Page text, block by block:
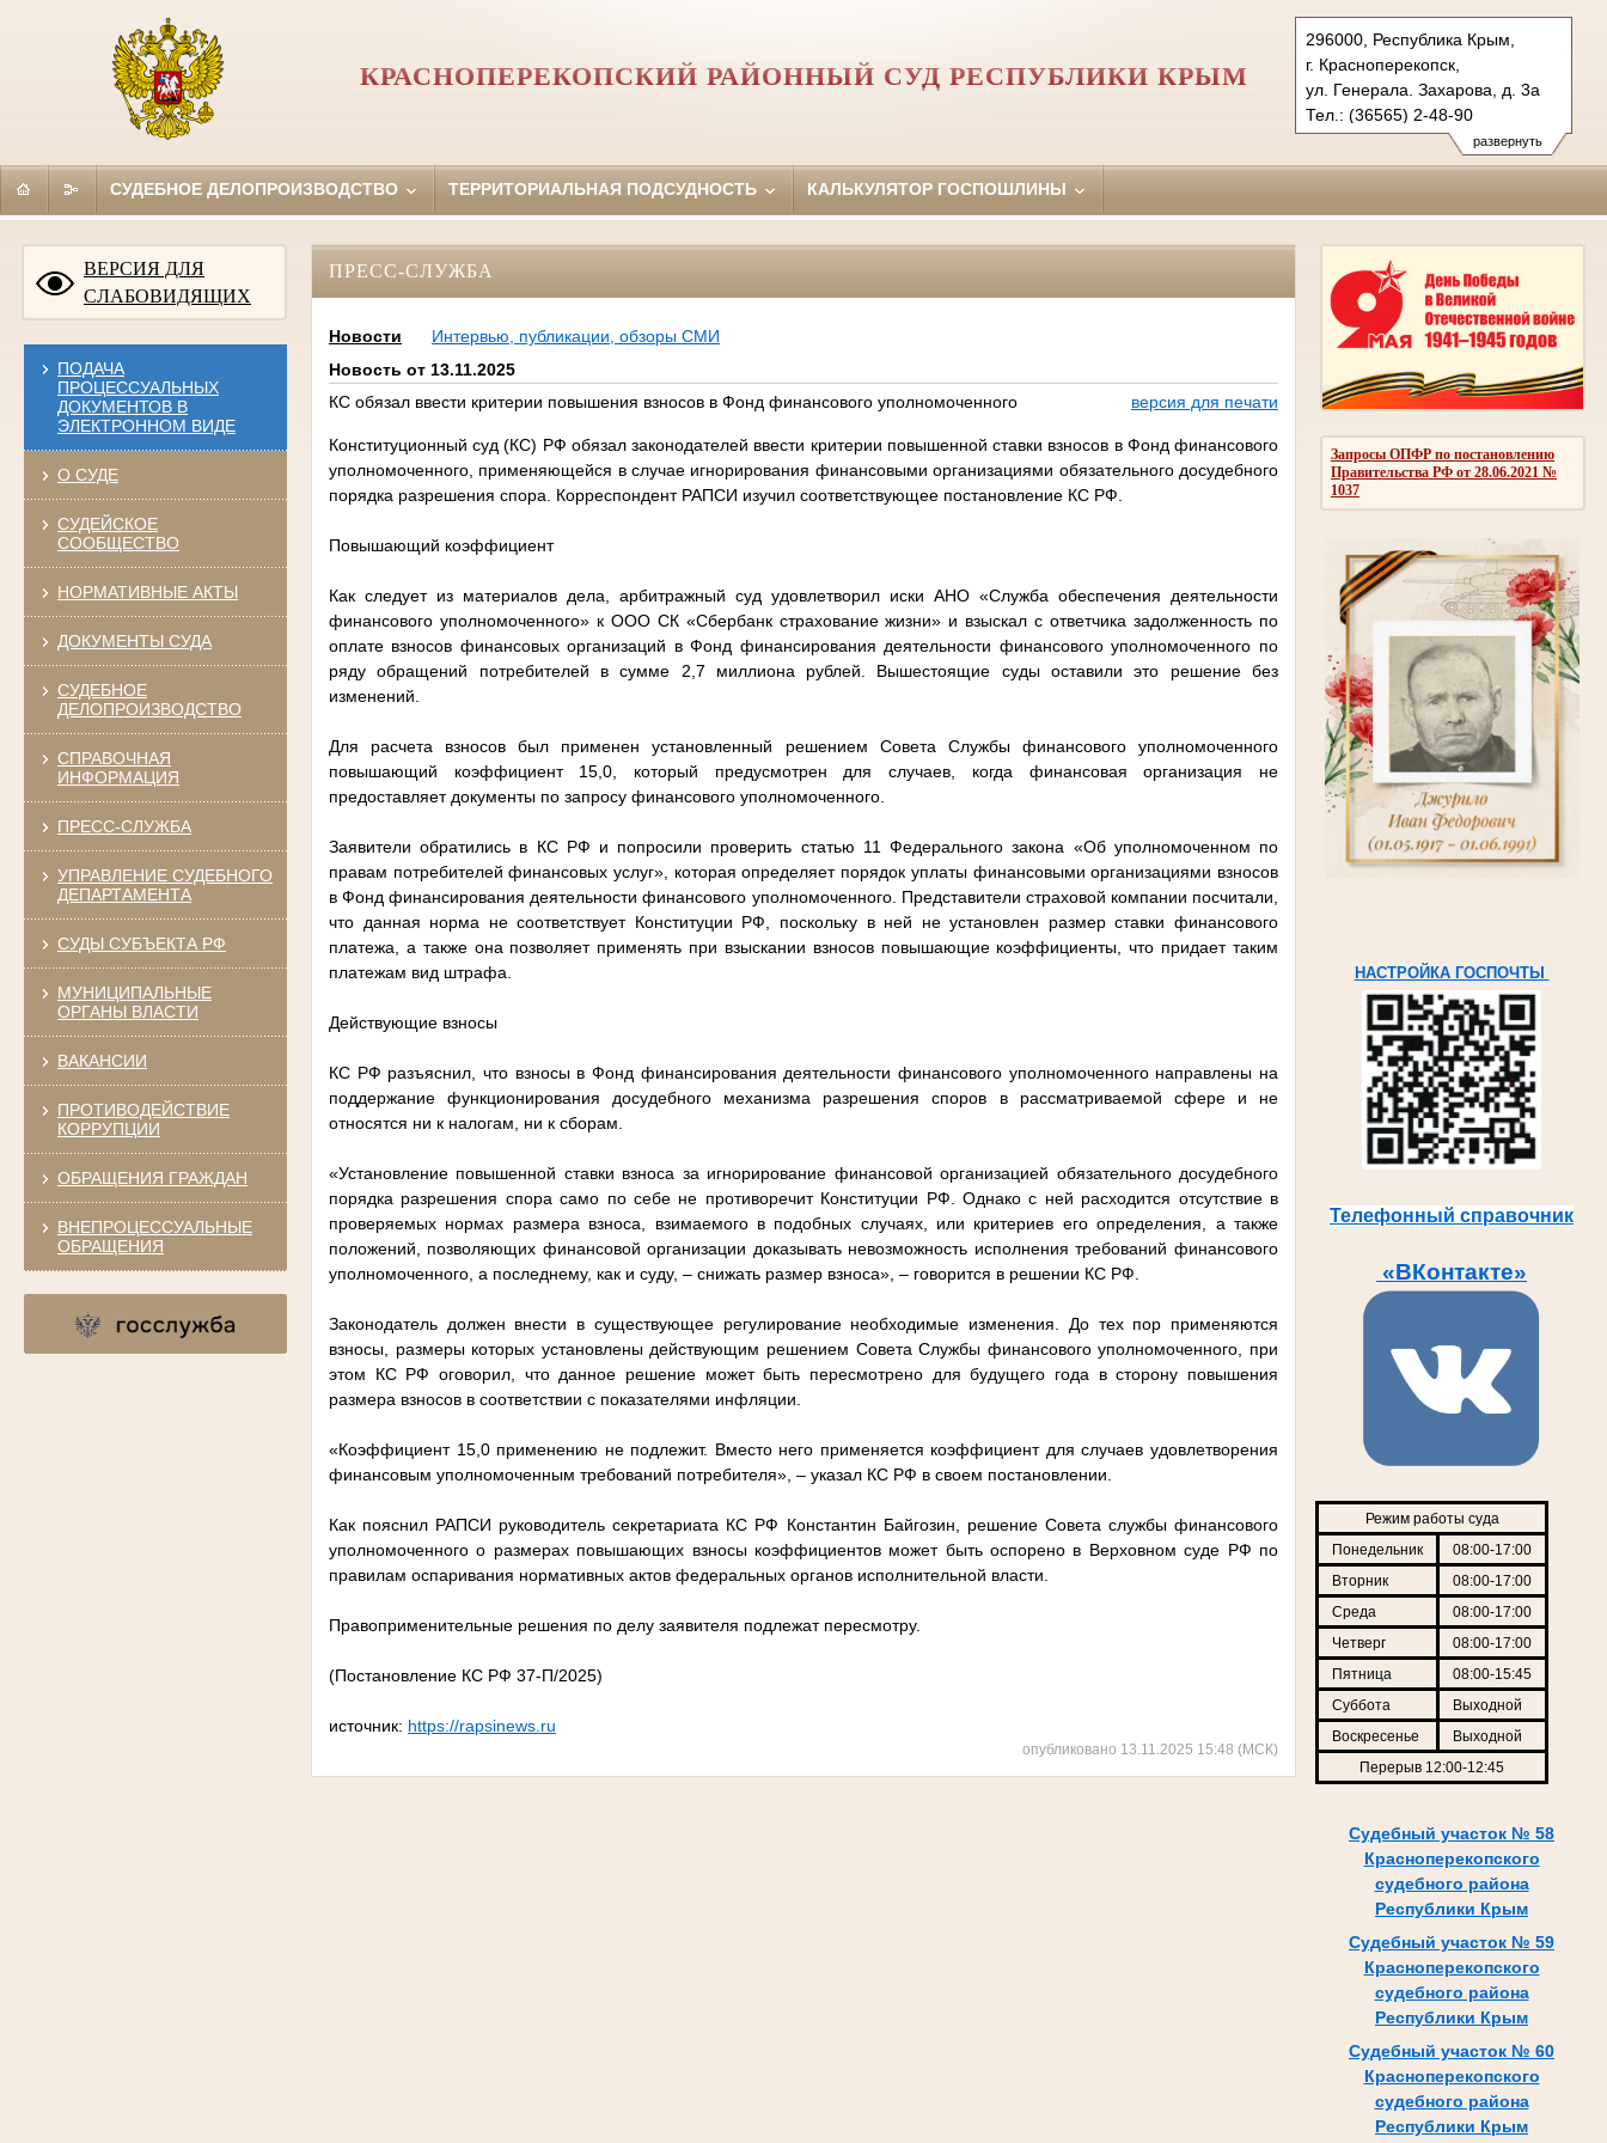
развернуть
296000, Республика Крым,
г. Красноперекопск,
ул. Генерала. Захарова, д. 3а
Тел.: (36565) 2-48-90
krasnoperekopskiy.krm@sudrf.ru
КРАСНОПЕРЕКОПСКИЙ РАЙОННЫЙ СУД РЕСПУБЛИКИ КРЫМ
СУДЕБНОЕ ДЕЛОПРОИЗВОДСТВО ТЕРРИТОРИАЛЬНАЯ ПОДСУДНОСТЬ КАЛЬКУЛЯТОР ГОСПОШЛИНЫ
ВЕРСИЯ ДЛЯ
СЛАБОВИДЯЩИХ
ПОДАЧА
ПРОЦЕССУАЛЬНЫХ
ДОКУМЕНТОВ В
ЭЛЕКТРОННОМ ВИДЕ
О СУДЕ
СУДЕЙСКОЕ
СООБЩЕСТВО
НОРМАТИВНЫЕ АКТЫ
ДОКУМЕНТЫ СУДА
СУДЕБНОЕ
ДЕЛОПРОИЗВОДСТВО
СПРАВОЧНАЯ
ИНФОРМАЦИЯ
ПРЕСС-СЛУЖБА
УПРАВЛЕНИЕ СУДЕБНОГО
ДЕПАРТАМЕНТА
СУДЫ СУБЪЕКТА РФ
МУНИЦИПАЛЬНЫЕ
ОРГАНЫ ВЛАСТИ
ВАКАНСИИ
ПРОТИВОДЕЙСТВИЕ
КОРРУПЦИИ
ОБРАЩЕНИЯ ГРАЖДАН
ВНЕПРОЦЕССУАЛЬНЫЕ
ОБРАЩЕНИЯ
Запросы ОПФР по постановлению
Правительства РФ от 28.06.2021 №
1037
НАСТРОЙКА ГОСПОЧТЫ
Телефонный справочник
«ВКонтакте»
Режим работы суда
Понедельник
08:00-17:00
Вторник
08:00-17:00
Среда
08:00-17:00
Четверг
08:00-17:00
Пятница
08:00-15:45
Суббота
Выходной
Воскресенье
Выходной
Перерыв 12:00-12:45
Судебный участок № 58
Красноперекопского
судебного района
Республики Крым
Судебный участок № 59
Красноперекопского
судебного района
Республики Крым
Судебный участок № 60
Красноперекопского
судебного района
Республики Крым
ПРЕСС-СЛУЖБА
Новости
Интервью, публикации, обзоры СМИ
Новость от 13.11.2025
КС обязал ввести критерии повышения взносов в Фонд финансового уполномоченного
версия для печати
Конституционный суд (КС) РФ обязал законодателей ввести критерии повышенной ставки взносов в Фонд финансового
уполномоченного, применяющейся в случае игнорирования финансовыми организациями обязательного досудебного
порядка разрешения спора. Корреспондент РАПСИ изучил соответствующее постановление КС РФ.
Повышающий коэффициент
Как следует из материалов дела, арбитражный суд удовлетворил иски АНО «Служба обеспечения деятельности
финансового уполномоченного» к ООО СК «Сбербанк страхование жизни» и взыскал с ответчика задолженность по
оплате взносов финансовых организаций в Фонд финансирования деятельности финансового уполномоченного по
ряду обращений потребителей в сумме 2,7 миллиона рублей. Вышестоящие суды оставили это решение без
изменений.
Для расчета взносов был применен установленный решением Совета Службы финансового уполномоченного
повышающий коэффициент 15,0, который предусмотрен для случаев, когда финансовая организация не
предоставляет документы по запросу финансового уполномоченного.
Заявители обратились в КС РФ и попросили проверить статью 11 Федерального закона «Об уполномоченном по
правам потребителей финансовых услуг», которая определяет порядок уплаты финансовыми организациями взносов
в Фонд финансирования деятельности финансового уполномоченного. Представители страховой компании посчитали,
что данная норма не соответствует Конституции РФ, поскольку в ней не установлен размер ставки финансового
платежа, а также она позволяет применять при взыскании взносов повышающие коэффициенты, что придает таким
платежам вид штрафа.
Действующие взносы
КС РФ разъяснил, что взносы в Фонд финансирования деятельности финансового уполномоченного направлены на
поддержание функционирования досудебного механизма разрешения споров в рассматриваемой сфере и не
относятся ни к налогам, ни к сборам.
«Установление повышенной ставки взноса за игнорирование финансовой организацией обязательного досудебного
порядка разрешения спора само по себе не противоречит Конституции РФ. Однако с ней расходится отсутствие в
проверяемых нормах размера взноса, взимаемого в подобных случаях, или критериев его определения, а также
положений, позволяющих финансовой организации доказывать невозможность исполнения требований финансового
уполномоченного, а последнему, как и суду, – снижать размер взноса», – говорится в решении КС РФ.
Законодатель должен внести в существующее регулирование необходимые изменения. До тех пор применяются
взносы, размеры которых установлены действующим решением Совета Службы финансового уполномоченного, при
этом КС РФ оговорил, что данное решение может быть пересмотрено для будущего года в сторону повышения
размера взносов в соответствии с показателями инфляции.
«Коэффициент 15,0 применению не подлежит. Вместо него применяется коэффициент для случаев удовлетворения
финансовым уполномоченным требований потребителя», – указал КС РФ в своем постановлении.
Как пояснил РАПСИ руководитель секретариата КС РФ Константин Байгозин, решение Совета службы финансового
уполномоченного о размерах повышающих взносы коэффициентов может быть оспорено в Верховном суде РФ по
правилам оспаривания нормативных актов федеральных органов исполнительной власти.
Правоприменительные решения по делу заявителя подлежат пересмотру.
(Постановление КС РФ 37-П/2025)
источник: https://rapsinews.ru
опубликовано 13.11.2025 15:48 (МСК)